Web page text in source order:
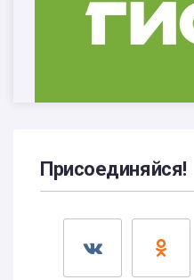
Присоединяйся!